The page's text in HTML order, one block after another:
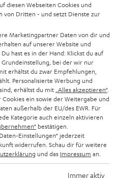
diesen Webseiten Cookies und
von Dritten - und setzt Dienste zur
Marketingpartner Daten von dir und
auf unserer Website und
hast es in der Hand: Klickst du auf
Grundeinstellung, bei der wir nur
erhältst du zwar Empfehlungen,
Personalisierte Werbung und
erhältst du mit „Alles akzeptieren“.
ein sowie der Weitergabe und
außerhalb der EU/des EWR. Für
Kategorie auch einzeln aktivieren
bestätigen.
Einstellungen“ jederzeit
widerrufen. Schau dir für weitere
und das Impressum an.
Immer aktiv